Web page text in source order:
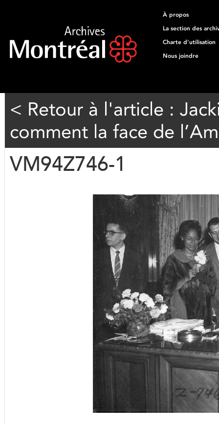
À propos
La section des
Charte d'utilisation
Nous joindre
< Retour à l'article :
comment la face de
VM94Z746-1